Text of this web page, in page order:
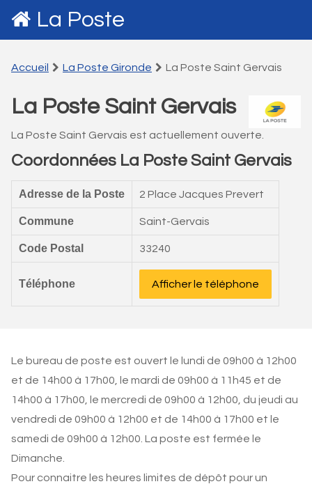
La Poste
Accueil La Poste Gironde La Poste Saint Gervais
La Poste Saint Gervais
La Poste Saint Gervais est actuellement ouverte.
Coordonnées La Poste Saint Gervais
Adresse de la Poste 2 Place Jacques Prevert
Commune Saint-Gervais
Code Postal 33240
Téléphone Afficher le téléphone
Le bureau de poste est ouvert le lundi de 09h00 à 12h00
et de 14h00 à 17h00, le mardi de 09h00 à 11h45 et de
14h00 à 17h00, le mercredi de 09h00 à 12h00, du jeudi au
vendredi de 09h00 à 12h00 et de 14h00 à 17h00 et le
samedi de 09h00 à 12h00. La poste est fermée le
Dimanche.
Pour connaitre les heures limites de dépôt pour un